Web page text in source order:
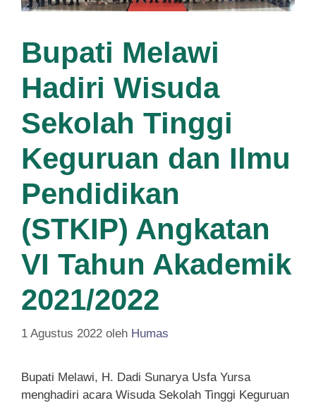
Bupati Melawi
Hadiri Wisuda
Sekolah Tinggi
Keguruan dan Ilmu
Pendidikan
(STKIP) Angkatan
VI Tahun Akademik
2021/2022
1 Agustus 2022 oleh Humas
Bupati Melawi, H. Dadi Sunarya Usfa Yursa
menghadiri acara Wisuda Sekolah Tinggi Keguruan